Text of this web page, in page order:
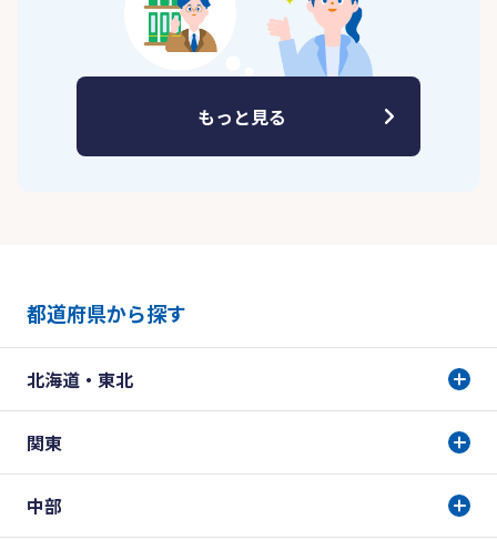
もっと見る
都道府県から探す
北海道・東北
関東
中部